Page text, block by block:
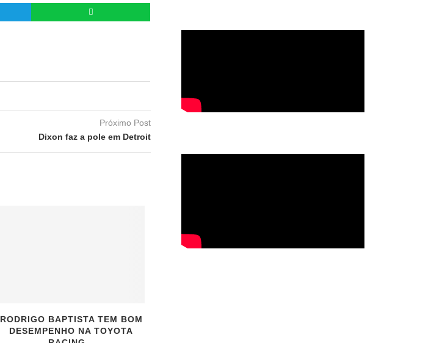
Próximo Post
Dixon faz a pole em Detroit
RODRIGO BAPTISTA TEM BOM
DESEMPENHO NA TOYOTA